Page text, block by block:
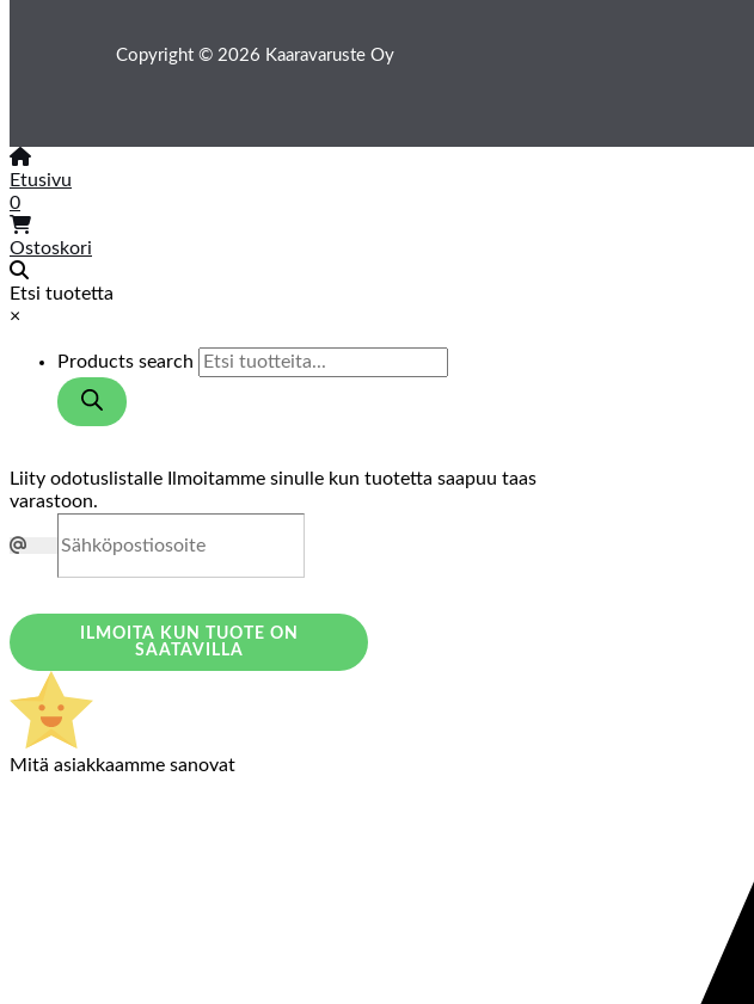
Copyright © 2026 Kaaravaruste Oy
Etusivu
0
Ostoskori
Etsi tuotetta
×
Products search
Liity odotuslistalle
Ilmoitamme sinulle kun tuotetta saapuu taas
varastoon.
ILMOITA KUN TUOTE ON
SAATAVILLA
Mitä asiakkaamme sanovat